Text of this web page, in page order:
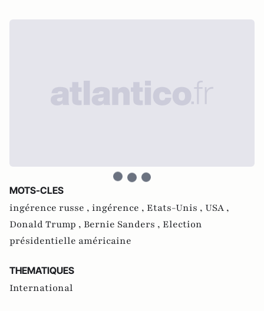
MOTS-CLES
ingérence russe , ingérence , Etats-Unis , USA ,
Donald Trump , Bernie Sanders , Election
présidentielle américaine
THEMATIQUES
International